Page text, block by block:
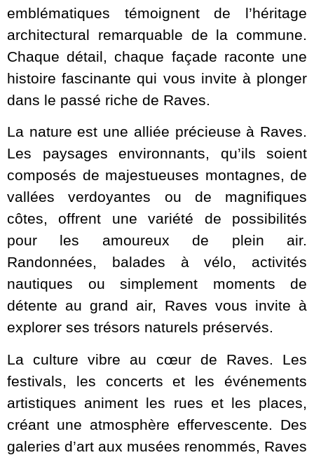
emblématiques témoignent de l’héritage
architectural remarquable de la commune.
Chaque détail, chaque façade raconte une
histoire fascinante qui vous invite à plonger
dans le passé riche de Raves.
La nature est une alliée précieuse à Raves.
Les paysages environnants, qu’ils soient
composés de majestueuses montagnes, de
vallées verdoyantes ou de magnifiques
côtes, offrent une variété de possibilités
pour les amoureux de plein air.
Randonnées, balades à vélo, activités
nautiques ou simplement moments de
détente au grand air, Raves vous invite à
explorer ses trésors naturels préservés.
La culture vibre au cœur de Raves. Les
festivals, les concerts et les événements
artistiques animent les rues et les places,
créant une atmosphère effervescente. Des
galeries d’art aux musées renommés, Raves